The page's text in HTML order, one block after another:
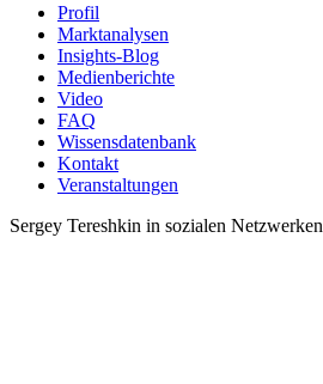
Profil
Marktanalysen
Insights-Blog
Medienberichte
Video
FAQ
Wissensdatenbank
Kontakt
Veranstaltungen
Sergey Tereshkin in sozialen Netzwerken